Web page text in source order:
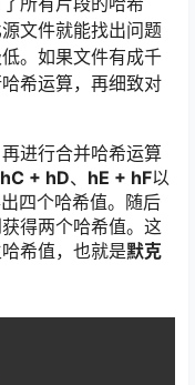
文件就能找出问题
。如果文件有成千
希运算，再细致对
进行合并哈希运算
hC + hD、 hE + hF以
四个哈希值。随后
得两个哈希值。这
希值，也就是默克